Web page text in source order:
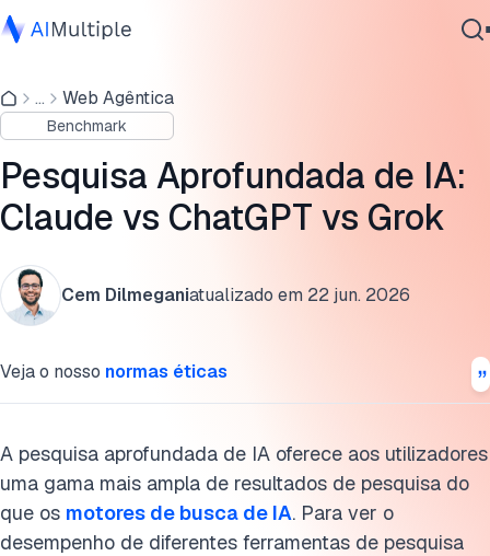
IA Agêntica
Segurança cibernética
Dados
Software Empresarial
Serviços
... Web Agêntica
Benchmark
Pesquisa Aprofundada de IA:
Claude vs ChatGPT vs Grok
Cem Dilmeganiatualizado em 22 jun. 2026
Veja o nosso normas éticas
A pesquisa aprofundada de IA oferece aos utilizadores
uma gama mais ampla de resultados de pesquisa do
que os motores de busca de IA. Para ver o
desempenho de diferentes ferramentas de pesquisa
Resultados do Bench DR-50
Resultados do Bench DR-2T
Desenvolvimentos nas ferramentas de pesquisa
Benefícios das ferramentas de pesquisa aprofundada de IA
aprofundada de IA
Perguntas frequentes
Cite este benchmark